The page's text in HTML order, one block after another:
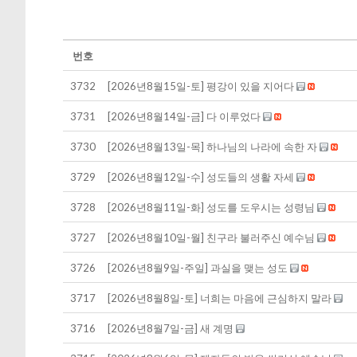
번호
3732 [2026년8월15일-토] 평강이 있을 지어다
3731 [2026년8월14일-금] 다 이루었다
3730 [2026년8월13일-목] 하나님의 나라에 속한 자
3729 [2026년8월12일-수] 성도들의 생활 자세
3728 [2026년8월11일-화] 성도를 도우시는 성령님
3727 [2026년8월10일-월] 친구라 불러주신 예수님
3726 [2026년8월9일-주일] 과실을 맺는 성도
3717 [2026년8월8일-토] 너희는 마음에 근심하지 말라
3716 [2026년8월7일-금] 새 계명